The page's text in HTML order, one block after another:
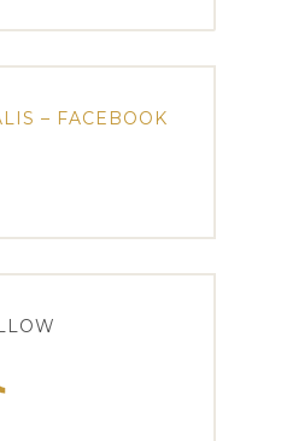
– FACEBOOK